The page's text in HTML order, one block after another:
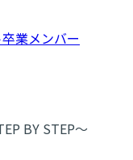
業メンバー
BY STEP～